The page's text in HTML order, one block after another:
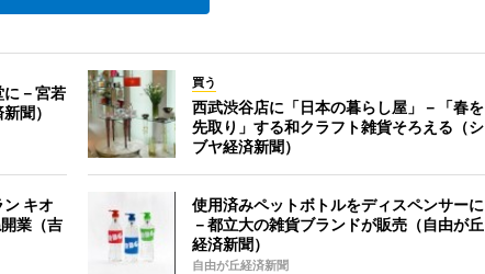
に－宮若
聞）
買う
西武渋谷店に「日本の暮らし屋」－「春を
先取り」する和クラフト雑貨そろえる（シ
ブヤ経済新聞）
キオ
業（吉
使用済みペットボトルをディスペンサーに
－都立大の雑貨ブランドが販売（自由が丘
経済新聞）
自由が丘経済新聞